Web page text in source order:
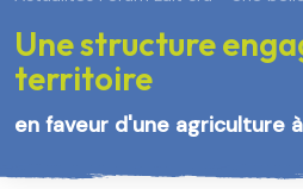
Une structure
territoire
en faveur d'une agriculture